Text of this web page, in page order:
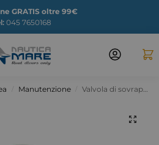
GRATIS oltre 99€
045 7650168
Manutenzione Valvola di sovrapressione compatta